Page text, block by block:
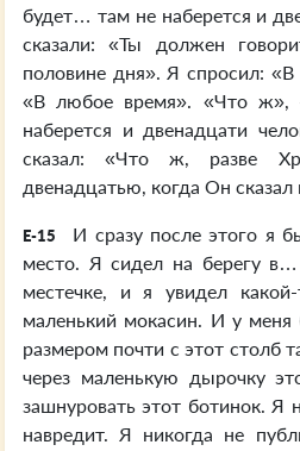
будет… там не наберется и
сказали: «Ты должен
половине дня». Я спросил: «В
«В любое время». «Что ж»,
наберется и двенадцати
сказал: «Что ж, разве
двенадцатью, когда Он сказал
E-15
И сразу после этого я
место. Я сидел на берегу
местечке, и я увидел
маленький мокасин. И у
размером почти с этот столб
через маленькую дырочку
зашнуровать этот ботинок. Я
навредит. Я никогда не